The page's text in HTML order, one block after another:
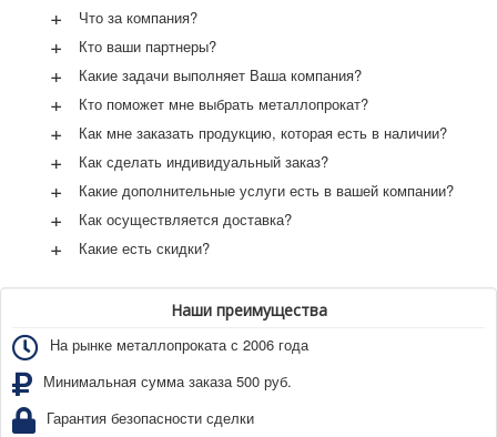
+ Что за компания?
+ Кто ваши партнеры?
+ Какие задачи выполняет Ваша компания?
+ Кто поможет мне выбрать металлопрокат?
+ Как мне заказать продукцию, которая есть в наличии?
+ Как сделать индивидуальный заказ?
+ Какие дополнительные услуги есть в вашей компании?
+ Как осуществляется доставка?
+ Какие есть скидки?
Наши преимущества
На рынке металлопроката с 2006 года
Минимальная сумма заказа 500 руб.
Гарантия безопасности сделки